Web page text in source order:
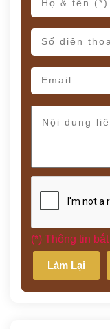
(*) Thông tin
Làm Lại